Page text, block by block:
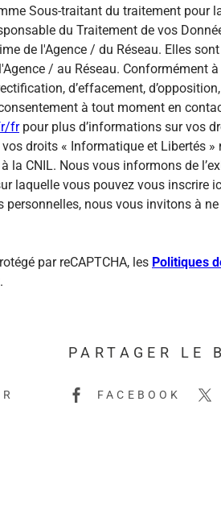
Sous-traitant du traitement pour
du Traitement de vos
de l'Agence / du Réseau. Elles
/ au Réseau. Conformément
d’effacement,
à tout moment en
frpour plus d’informations sur vos
vos droits « Informatique et Libertés
la CNIL. Nous vous informons de
laquelle vous pouvez vous inscrire
personnelles, nous vous invitons à
par reCAPTCHA, les Politiques
PARTAGER LE
FACEBOOK